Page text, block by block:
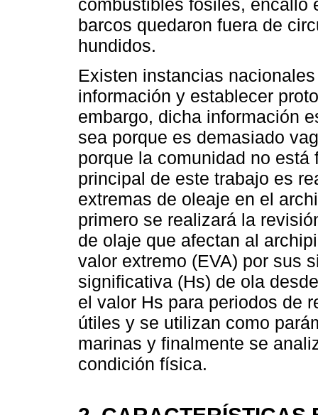
combustibles fósiles, encalló
barcos quedaron fuera de
hundidos.
Existen instancias
información y establecer
embargo, dicha información
sea porque es demasiado
porque la comunidad no
principal de este trabajo es
extremas de oleaje en el
primero se realizará la
de olaje que afectan al
valor extremo (EVA) por sus
significativa (Hs) de ola
el valor Hs para periodos de
útiles y se utilizan como
marinas y finalmente se
condición física.